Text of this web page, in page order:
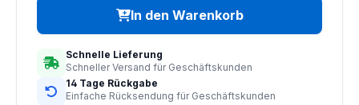
In den Warenkorb
Schnelle Lieferung
Schneller Versand für Geschäftskunden
14 Tage Rückgabe
Einfache Rücksendung für Geschäftskunden